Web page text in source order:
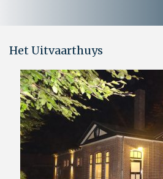
Het Uitvaarthuys